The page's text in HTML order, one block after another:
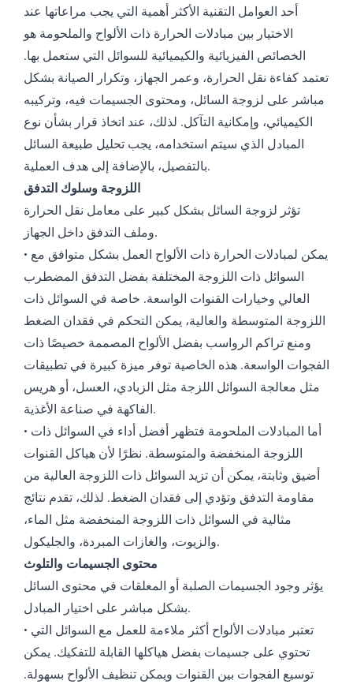
أحد العوامل التقنية الأكثر أهمية التي يجب مراعاتها عند
الاختيار بين مبادلات الحرارة ذات الألواح والملحومة هو
الخصائص الفيزيائية والكيميائية للسوائل التي ستعمل بها.
تعتمد كفاءة نقل الحرارة، وعمر الجهاز، وتكرار الصيانة بشكل
مباشر على لزوجة السائل، ومحتوى الجسيمات فيه، وتركيبه
الكيميائي، وإمكانية التآكل. لذلك، عند اتخاذ قرار بشأن نوع
المبادل الذي سيتم استخدامه، يجب تحليل طبيعة السائل
بالتفصيل، بالإضافة إلى هدف العملية.
اللزوجة وسلوك التدفق
تؤثر لزوجة السائل بشكل كبير على معامل نقل الحرارة
وملف التدفق داخل الجهاز.
• يمكن لمبادلات الحرارة ذات الألواح العمل بشكل متوافق مع
السوائل ذات اللزوجة المختلفة بفضل التدفق المضطرب
العالي وخيارات القنوات الواسعة. خاصة في السوائل ذات
اللزوجة المتوسطة والعالية، يمكن التحكم في فقدان الضغط
ومنع تراكم الرواسب بفضل الألواح المصممة خصيصًا ذات
الفجوات الواسعة. هذه الخاصية توفر ميزة كبيرة في تطبيقات
مثل معالجة السوائل اللزجة مثل الزبادي، العسل، أو هريس
الفاكهة في صناعة الأغذية.
• أما المبادلات الملحومة فتظهر أفضل أداء في السوائل ذات
اللزوجة المنخفضة والمتوسطة. نظرًا لأن هياكل القنوات
أضيق وثابتة، يمكن أن تزيد السوائل ذات اللزوجة العالية من
مقاومة التدفق وتؤدي إلى فقدان الضغط. لذلك، تقدم نتائج
مثالية في السوائل ذات اللزوجة المنخفضة مثل الماء،
والزيوت، والغازات المبردة، والجليكول.
محتوى الجسيمات والتلوث
يؤثر وجود الجسيمات الصلبة أو المعلقات في محتوى السائل
بشكل مباشر على اختيار المبادل.
• تعتبر مبادلات الألواح أكثر ملاءمة للعمل مع السوائل التي
تحتوي على جسيمات بفضل هياكلها القابلة للتفكيك. يمكن
توسيع الفجوات بين القنوات ويمكن تنظيف الألواح بسهولة.